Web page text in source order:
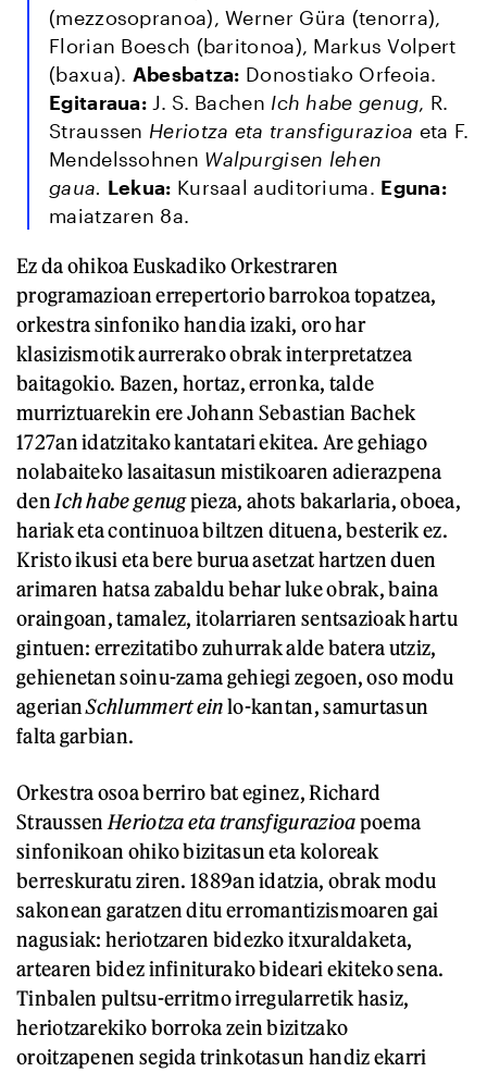
(mezzosopranoa), Werner Güra (tenorra),
Florian Boesch (baritonoa), Markus Volpert
(baxua). Abesbatza: Donostiako Orfeoia.
Egitaraua: J. S. Bachen Ich habe genug, R.
Straussen Heriotza eta transfigurazioa eta F.
Mendelssohnen Walpurgisen lehen
gaua. Lekua: Kursaal auditoriuma. Eguna:
maiatzaren 8a.
Ez da ohikoa Euskadiko Orkestraren
programazioan errepertorio barrokoa topatzea,
orkestra sinfoniko handia izaki, oro har
klasizismotik aurrerako obrak interpretatzea
baitagokio. Bazen, hortaz, erronka, talde
murriztuarekin ere Johann Sebastian Bachek
1727an idatzitako kantatari ekitea. Are gehiago
nolabaiteko lasaitasun mistikoaren adierazpena
den Ich habe genugpieza, ahots bakarlaria, oboea,
hariak eta continuoa biltzen dituena, besterik ez.
Kristo ikusi eta bere burua asetzat hartzen duen
arimaren hatsa zabaldu behar luke obrak, baina
oraingoan, tamalez, itolarriaren sentsazioak hartu
gintuen: errezitatibo zuhurrak alde batera utziz,
gehienetan soinu-zama gehiegi zegoen, oso modu
agerianSchlummert einlo-kantan, samurtasun
falta garbian.
Orkestra osoa berriro bat eginez, Richard
Straussen Heriotza eta transfigurazioapoema
sinfonikoan ohiko bizitasun eta koloreak
berreskuratu ziren. 1889an idatzia, obrak modu
sakonean garatzen ditu erromantizismoaren gai
nagusiak: heriotzaren bidezko itxuraldaketa,
artearen bidez infiniturako bideari ekiteko sena.
Tinbalen pultsu-erritmo irregularretik hasiz,
heriotzarekiko borroka zein bizitzako
oroitzapenen segida trinkotasun handiz ekarri